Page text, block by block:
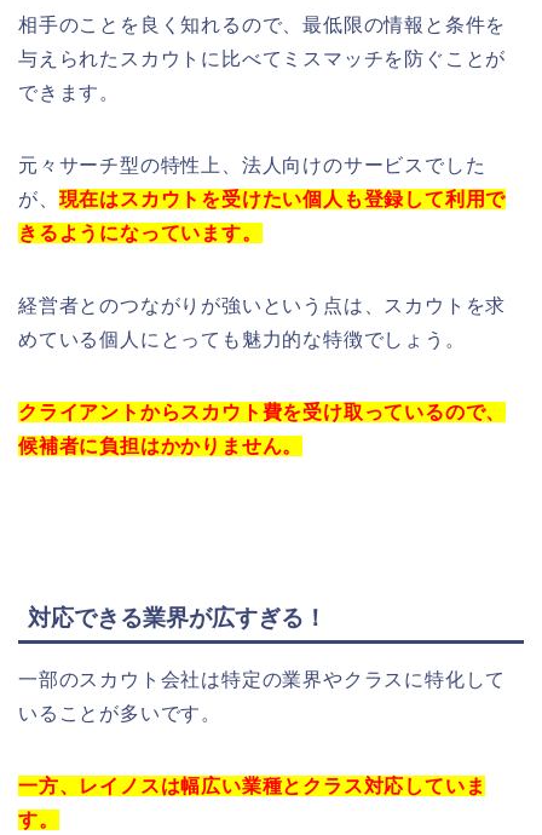
相手のことを良く知れるので、最低限の情報と条件を
与えられたスカウトに比べてミスマッチを防ぐことが
できます。
元々サーチ型の特性上、法人向けのサービスでした
が、 現在はスカウトを受けたい個人も登録して利用で
きるようになっています。
経営者とのつながりが強いという点は、スカウトを求
めている個人にとっても魅力的な特徴でしょう。
クライアントからスカウト費を受け取っているので、
候補者に負担はかかりません。
対応できる業界が広すぎる！
一部のスカウト会社は特定の業界やクラスに特化して
いることが多いです。
一方、レイノスは幅広い業種とクラス対応していま
す。